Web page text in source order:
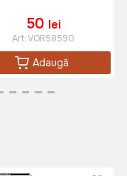
50 lei
Art:VOR58590
Adaugă